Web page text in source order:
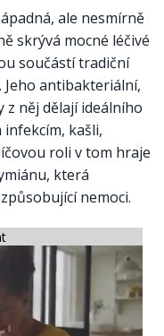
ale nesmírně
skrývá mocné léčivé
součástí tradiční
Jeho antibakteriální,
něj dělají ideálního
kašli,
roli v tom hraje
která
nemoci.